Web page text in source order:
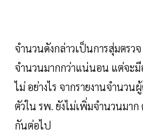
จำนวนดังกล่าวเป็นการสุ่มตรว
จำนวนมากกว่าแน่นอน แต่จะมี
ไม่ อย่างไร จากรายงานจำนวน
ตัวใน รพ. ยังไม่เพิ่มจำนวนมาก
กันต่อไป